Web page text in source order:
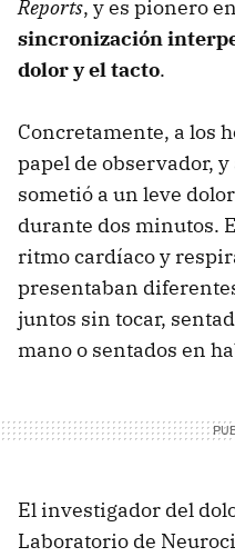
Reports, y es pionero
sincronización
dolor y el tacto.
Concretamente, a los
papel de observador,
sometió a un leve
durante dos minutos.
ritmo cardíaco y
presentaban
juntos sin tocar,
mano o sentados en
El investigador del
Laboratorio de